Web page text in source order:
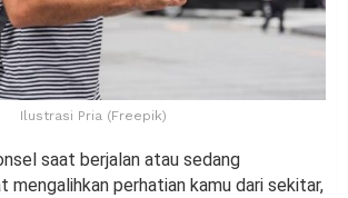
Ilustrasi Pria (Freepik)
saat berjalan atau sedang
mengalihkan perhatian kamu dari sekitar,